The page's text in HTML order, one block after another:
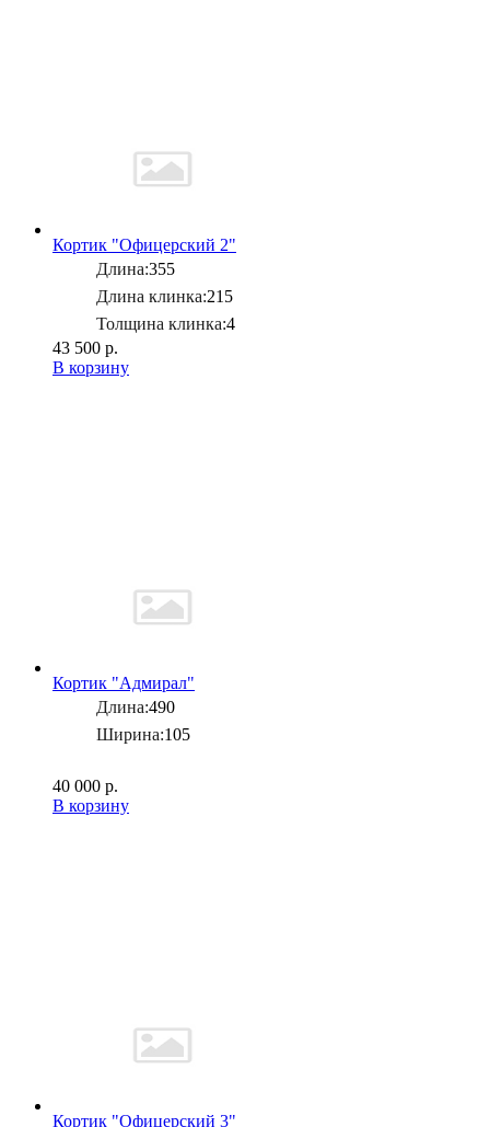
Кортик "Офицерский 2"
Длина:355
Длина клинка:215
Толщина клинка:4
43 500 р.
В корзину
Кортик "Адмирал"
Длина:490
Ширина:105
40 000 р.
В корзину
Кортик "Офицерский 3"